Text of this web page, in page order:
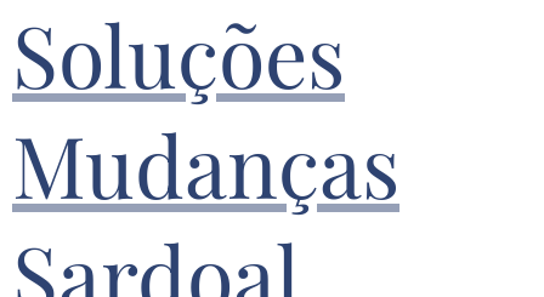
Soluções
Mudanças
Sardoal,